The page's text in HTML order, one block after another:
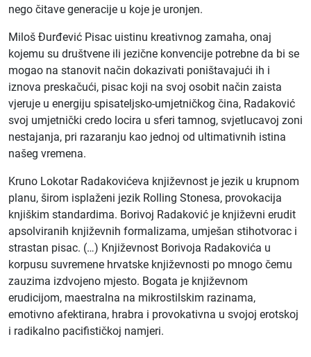
nego čitave generacije u koje je uronjen.
Miloš Đurđević Pisac uistinu kreativnog zamaha, onaj
kojemu su društvene ili jezične konvencije potrebne da bi se
mogao na stanovit način dokazivati poništavajući ih i
iznova preskačući, pisac koji na svoj osobit način zaista
vjeruje u energiju spisateljsko-umjetničkog čina, Radaković
svoj umjetnički credo locira u sferi tamnog, svjetlucavoj zoni
nestajanja, pri razaranju kao jednoj od ultimativnih istina
našeg vremena.
Kruno Lokotar Radakovićeva književnost je jezik u krupnom
planu, širom isplaženi jezik Rolling Stonesa, provokacija
knjiškim standardima. Borivoj Radaković je književni erudit
apsolviranih književnih formalizama, umješan stihotvorac i
strastan pisac. (…) Književnost Borivoja Radakovića u
korpusu suvremene hrvatske književnosti po mnogo čemu
zauzima izdvojeno mjesto. Bogata je književnom
erudicijom, maestralna na mikrostilskim razinama,
emotivno afektirana, hrabra i provokativna u svojoj erotskoj
i radikalno pacifističkoj namjeri.